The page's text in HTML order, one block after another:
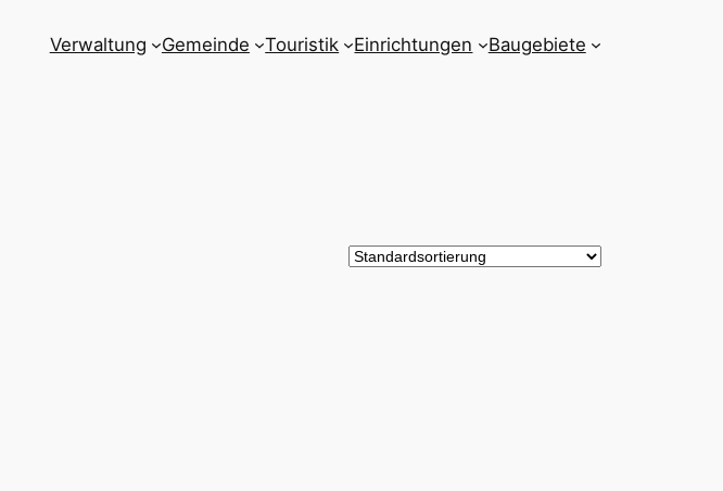
Verwaltung Gemeinde Touristik Einrichtungen Baugebiete